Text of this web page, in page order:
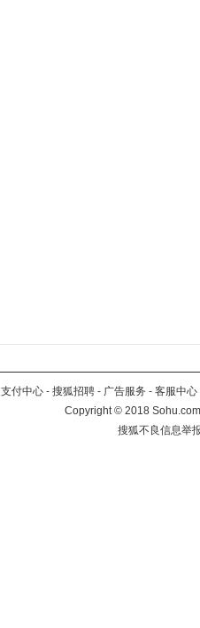
支付中心 - 搜狐招聘 - 广告服务 - 客服中心
Copyright©2018
搜狐不良信息举